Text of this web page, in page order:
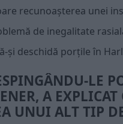
recunoașterea unei
de inegalitate
și deschidă porțile în
LE
A
UNUI ALT TIP